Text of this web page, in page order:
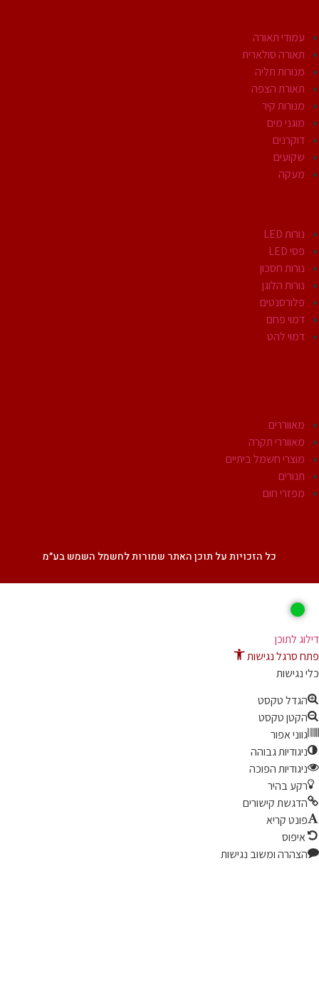
עמודי תאורה
תאורה סולארית
מנורות תליה
תאורת הצפה
מנורות קיר
מוגני מים
דוקרנים
שקועים
מעקה
נורות LED
פסי LED
נורות חסכון
נורות הלוגן
פלורסנטים
דמוי פחם
דמוי להט
מאווררים
מאווררי תקרה
מוצרי חשמל ביתיים
תנורים
מפזרי חום
כל הזכויות על תוכן האתר שמורות לחשמל השמש בע״מ
לתוכן
סרגל נגישות
טקסט
טקסט
אפור
גבוהה
הפוכה
בהיר
קישורים
קריא
איפוס
ומשוב נגישות